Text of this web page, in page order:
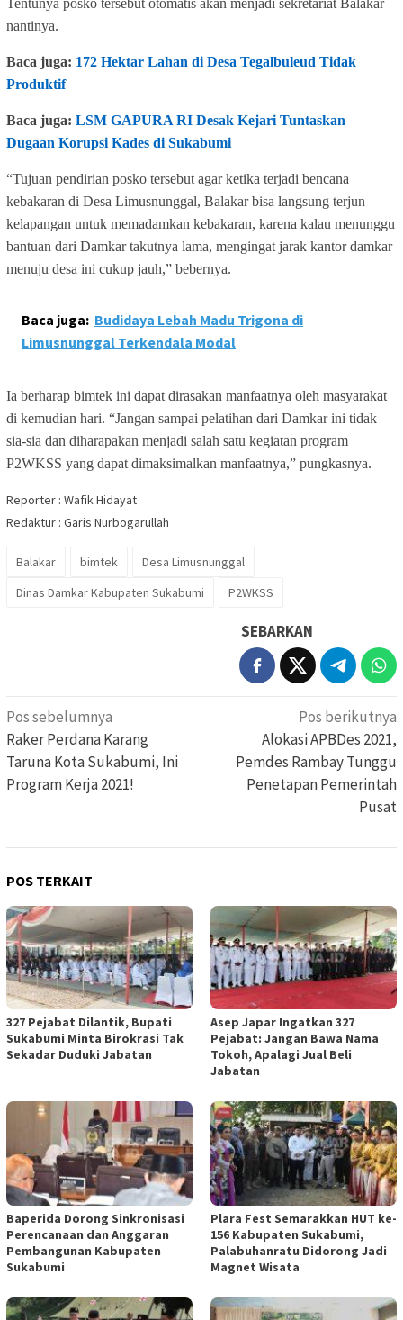
nantinya.
Baca juga: 172 Hektar Lahan di Desa Tegalbuleud Tidak
Produktif
Baca juga: LSM GAPURA RI Desak Kejari Tuntaskan
Dugaan Korupsi Kades di Sukabumi
“Tujuan pendirian posko tersebut agar ketika terjadi bencana
kebakaran di Desa Limusnunggal, Balakar bisa langsung terjun
kelapangan untuk memadamkan kebakaran, karena kalau menunggu
bantuan dari Damkar takutnya lama, mengingat jarak kantor damkar
menuju desa ini cukup jauh,” bebernya.
Baca juga: Budidaya Lebah Madu Trigona di
Limusnunggal Terkendala Modal
Ia berharap bimtek ini dapat dirasakan manfaatnya oleh masyarakat
di kemudian hari. “Jangan sampai pelatihan dari Damkar ini tidak
sia-sia dan diharapakan menjadi salah satu kegiatan program
P2WKSS yang dapat dimaksimalkan manfaatnya,” pungkasnya.
Reporter : Wafik Hidayat
Redaktur : Garis Nurbogarullah
Balakar bimtek
Desa Limusnunggal
Dinas Damkar Kabupaten Sukabumi
P2WKSS
SEBARKAN
Navigasi
pos
Pos sebelumnya
Raker Perdana Karang
Taruna Kota Sukabumi, Ini
Program Kerja 2021!
Pos berikutnya
Alokasi APBDes 2021,
Pemdes Rambay Tunggu
Penetapan Pemerintah
Pusat
POS TERKAIT
327 Pejabat Dilantik, Bupati
Sukabumi Minta Birokrasi Tak
Sekadar Duduki Jabatan
Asep Japar Ingatkan 327
Pejabat: Jangan Bawa Nama
Tokoh, Apalagi Jual Beli
Jabatan
Baperida Dorong Sinkronisasi
Perencanaan dan Anggaran
Pembangunan Kabupaten
Sukabumi
Plara Fest Semarakkan HUT ke-
156 Kabupaten Sukabumi,
Palabuhanratu Didorong Jadi
Magnet Wisata